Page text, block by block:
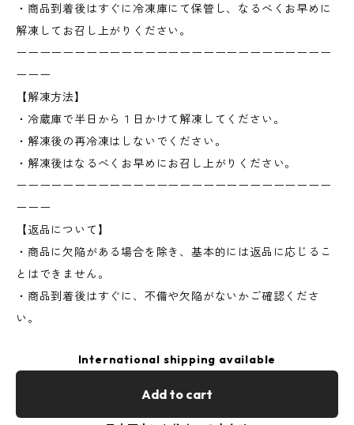
・商品到着後はすぐに冷凍庫にて保管し、なるべくお早めに
解凍してお召し上がりください。
ーーーーーーーーーーーーーーーーーーーーーーーーーーー
ーーー
【解凍方法】
・冷蔵庫で半日から１日かけて解凍してください。
・解凍後の再冷凍はしないでください。
・解凍後はなるべくお早めにお召し上がりください。
ーーーーーーーーーーーーーーーーーーーーーーーーーーー
ーーー
【返品について】
・商品に欠陥がある場合を除き、基本的には返品に応じるこ
とはできません。
・商品到着後はすぐに、不備や欠陥がないかご確認くださ
い。
International shipping available
Add to cart